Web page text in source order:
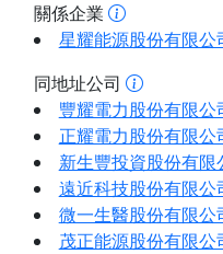
關係企業
星耀能源股份有限公
同地址公司
豐耀電力股份有限公
正耀電力股份有限公
新生豐投資股份有限
遠近科技股份有限公
微一生醫股份有限公
茂正能源股份有限公